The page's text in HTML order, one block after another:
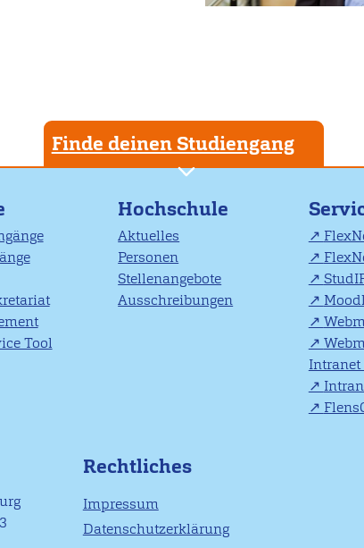
Finde deinen Studiengang
Tool
Hochschule
Aktuelles
Personen
Stellenangebote
Ausschreibungen
Intranet
Rechtliches
Impressum
Datenschutzerklärung